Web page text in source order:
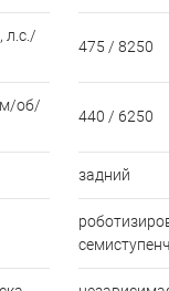
л.с./
475 / 8250
об/
440 / 6250
задний